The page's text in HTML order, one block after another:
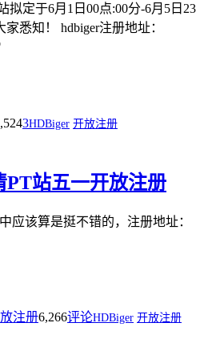
拟定于6月1日00点:00分-6月5日23
悉知！ hdbiger注册地址：
3HDBiger 开放注册
PT站五一开放注册
应该算是挺不错的，注册地址：
注册6,266评论HDBiger 开放注册